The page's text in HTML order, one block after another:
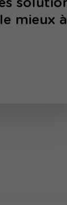
mieux à